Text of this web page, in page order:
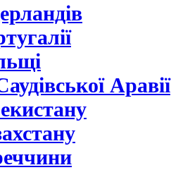
Аравії